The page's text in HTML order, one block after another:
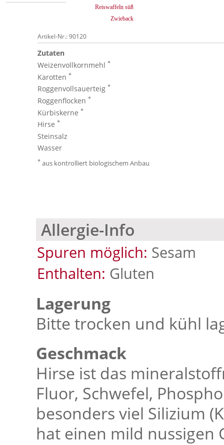
Reiswaffeln süß
Zwieback
Artikel-Nr.: 90120
Zutaten
Weizenvollkornmehl *
Karotten *
Roggenvollsauerteig *
Roggenflocken *
Kürbiskerne *
Hirse *
Steinsalz
Wasser
*aus kontrolliert biologischem Anbau
Allergie-Info
Spuren möglich: Sesam
Enthalten: Gluten
Lagerung
Bitte trocken und kühl
Geschmack
Hirse ist das
Fluor, Schwefel,
besonders viel Silizium
hat einen mild nussigen